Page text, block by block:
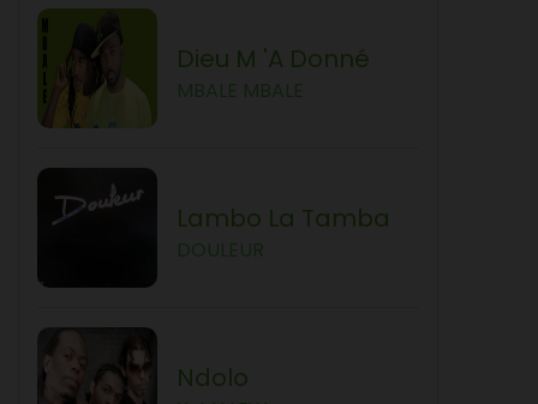
Dieu M 'a Donné
Lambo La Tamba
Ndolo